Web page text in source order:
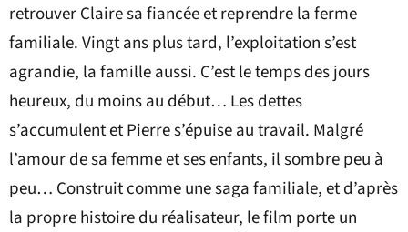
retrouver Claire sa fiancée et reprendre la ferme
familiale. Vingt ans plus tard, l’exploitation s’est
agrandie, la famille aussi. C’est le temps des jours
heureux, du moins au début… Les dettes
s’accumulent et Pierre s’épuise au travail. Malgré
l’amour de sa femme et ses enfants, il sombre peu à
peu… Construit comme une saga familiale, et d’après
la propre histoire du réalisateur, le film porte un